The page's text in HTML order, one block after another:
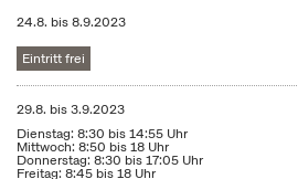
24.8. bis8.9.2023
Eintritt frei
29.8. bis3.9.2023
Dienstag: 8:30 bis 14:55 Uhr
Mittwoch: 8:50 bis 18 Uhr
Donnerstag: 8:30 bis 17:05 Uhr
Freitag: 8:45 bis 18 Uhr